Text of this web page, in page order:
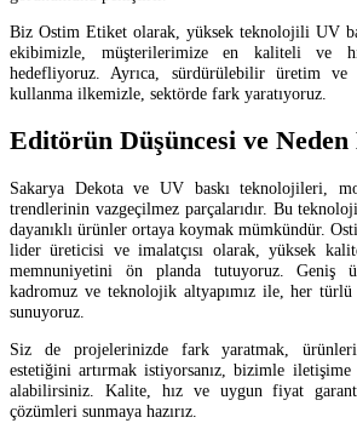
Biz Ostim Etiket olarak, yüksek teknolojili UV
ekibimizle, müşterilerimize en kaliteli ve
hedefliyoruz. Ayrıca, sürdürülebilir üretim ve
kullanma ilkemizle, sektörde fark yaratıyoruz.
Editörün Düşüncesi ve Neden
Sakarya Dekota ve UV baskı teknolojileri,
trendlerinin vazgeçilmez parçalarıdır. Bu
dayanıklı ürünler ortaya koymak mümkündür.
lider üreticisi ve imalatçısı olarak, yüksek
memnuniyetini ön planda tutuyoruz. Geniş
kadromuz ve teknolojik altyapımız ile, her
sunuyoruz.
Siz de projelerinizde fark yaratmak,
estetiğini artırmak istiyorsanız, bizimle
alabilirsiniz. Kalite, hız ve uygun fiyat
çözümleri sunmaya hazırız.